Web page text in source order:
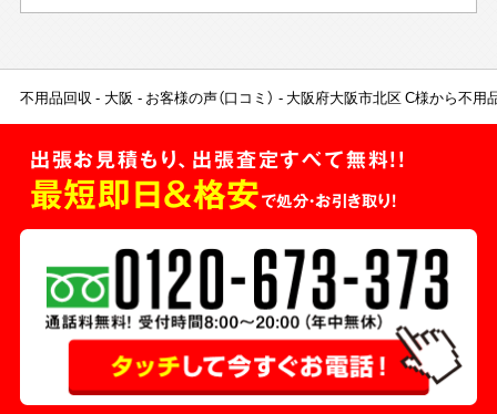
不用品回収 大阪 お客様の声（口コミ） 大阪府大阪市北区 C様から不用
出張お見積もり、出張査定すべて無料!!
最短即日＆格安で処分・お引き取り！